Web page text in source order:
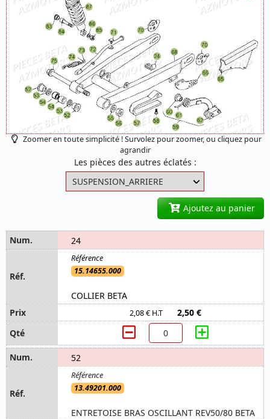
Zoomer en toute simplicité ! Survolez pour zoomer, ou cliquez pour
agrandir
Les pièces des autres éclatés :
Ajoutez au panier
24
15.14655.000
COLLIER BETA
2,08 € H.T 2,50 €
52
13.49201.000
ENTRETOISE BRAS OSCILLANT REV50/80 BETA